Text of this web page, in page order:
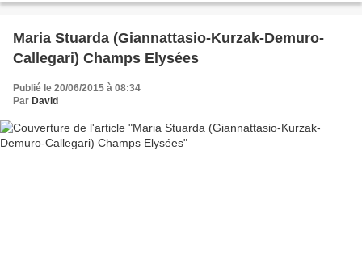
Maria Stuarda (Giannattasio-Kurzak-Demuro-
Callegari) Champs Elysées
Publié le 20/06/2015 à 08:34
Par David